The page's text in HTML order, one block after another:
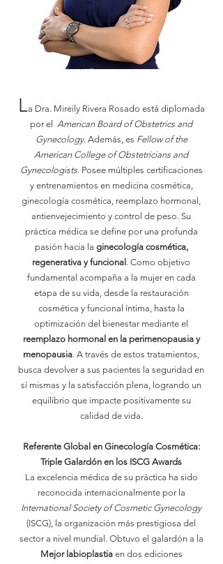
La Dra. Mireily Rivera Rosado está diplomada
por el American Board of Obstetrics and
Gynecology. Además, es Fellow of the
American College of Obstetricians and
Gynecologists. Posee múltiples certificaciones
y entrenamientos en medicina cosmética,
ginecología cosmética, reemplazo hormonal,
antienvejecimiento y control de peso. Su
práctica médica se define por una profunda
pasión hacia la ginecología cosmética,
regenerativa y funcional . Como objetivo
fundamental acompaña a la mujer en cada
etapa de su vida, desde la restauración
cosmética y funcional íntima, hasta la
optimización del bienestar mediante el
reemplazo hormonal en la perimenopausia y
menopausia. A través de estos tratamientos,
busca devolver a sus pacientes la seguridad en
sí mismas y la satisfacción plena, logrando un
equilibrio que impacte positivamente su
calidad de vida.
Referente Global en Ginecología Cosmética:
Triple Galardón en los ISCG Awards
La excelencia médica de su práctica ha sido
reconocida internacionalmente por la
International Society of Cosmetic Gynecology
(ISCG), la organización más prestigiosa del
sector a nivel mundial. Obtuvo el galardón a la
Mejor labioplastiaen dos ediciones